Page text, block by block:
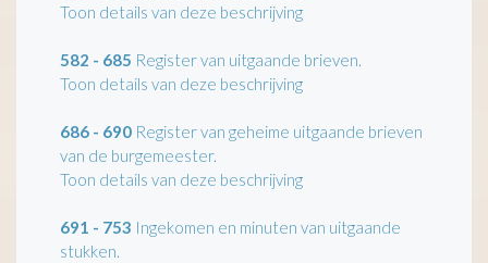
Toon details van deze beschrijving
582 - 685 Register van uitgaande brieven.
Toon details van deze beschrijving
686 - 690 Register van geheime uitgaande brieven
van de burgemeester.
Toon details van deze beschrijving
691 - 753 Ingekomen en minuten van uitgaande
stukken.